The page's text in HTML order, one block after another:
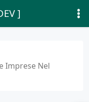
]
Imprese Nel